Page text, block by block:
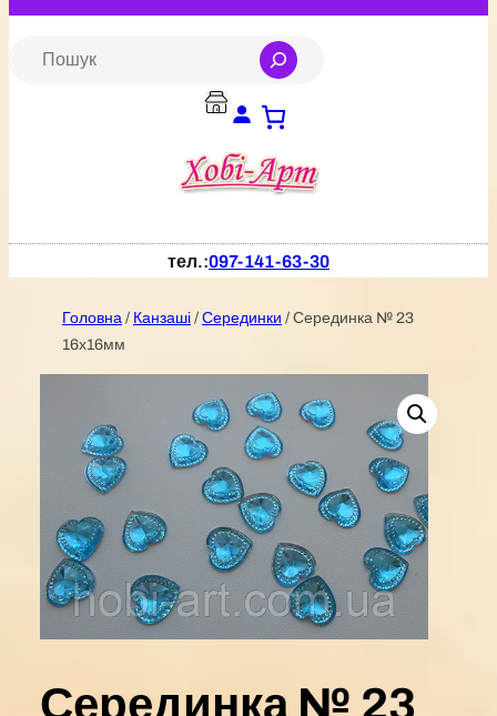
Перейти
тел.:097-141-63-30
Головна / Канзаші / Серединки / Серединка № 23
16х16мм
Серединка № 23